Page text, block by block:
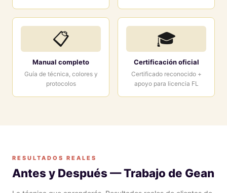
📋
Manual completo
Guía de técnica, colores y
protocolos
🎓
Certificación oficial
Certificado reconocido +
apoyo para licencia FL
RESULTADOS REALES
Antes y Después — Trabajo de Gean